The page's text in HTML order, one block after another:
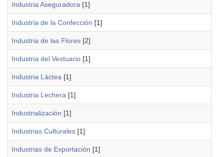
Industria Aseguradora [1]
Industria de la Confección [1]
Industria de las Flores [2]
Industria del Vestuario [1]
Industria Láctea [1]
Industria Lechera [1]
Industrialización [1]
Industrias Culturales [1]
Industrias de Exportación [1]